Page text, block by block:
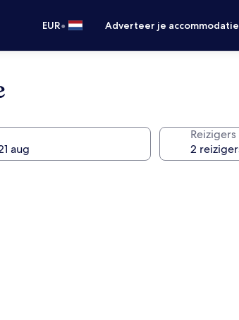
EUR• Adverteer je accommodatie
Reizigers